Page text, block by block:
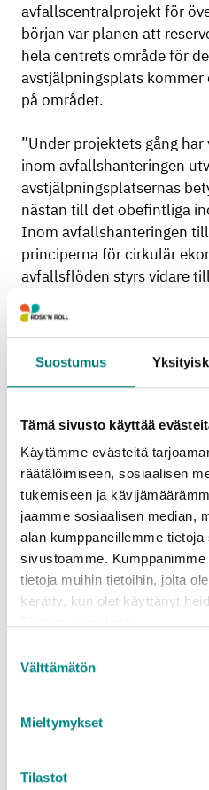
Suostumus
Tämä sivusto käyttää
Käytämme evästeitä
räätälöimiseen, sosiaalisen
tukemiseen ja
jaamme sosiaalisen median,
alan kumppaneillemme
sivustoamme.
tietoja muihin tietoihin, joita
kerätty, kun olet käyttänyt
valinta
Välttämätön
Mieltymykset
Tilastot
avfallscentralprojekt för
början var planen att
hela centrets område för
avstjälpningsplats
på området.
”Under projektets gång
inom avfallshanteringen
avstjälpningsplatsernas
nästan till det obefintliga
Inom avfallshanteringen
principerna för cirkulär
avfallsflöden styrs vidare
energiutvinning”, säger
direktör
,
sedan starten.
Rosk’n Roll är områdets
ändå inte emot avfall i
utan hyr ut områden av
operatörer.
Från bastjänster till
materialförädling
långsiktig planering och
planerat för hantering och
och följaktligen har
området.